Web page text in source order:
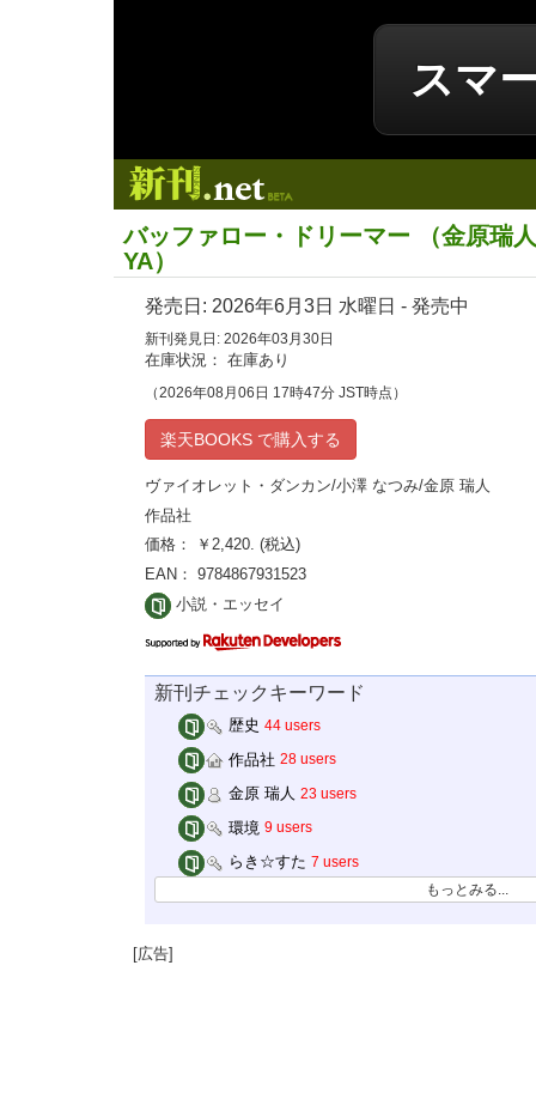
スマ
バッファロー・ドリーマー （金原瑞
YA）
発売日: 2026年6月3日 水曜日 - 発売中
新刊発見日: 2026年03月30日
在庫状況： 在庫あり
（2026年08月06日 17時47分 JST時点）
楽天BOOKS で購入する
ヴァイオレット・ダンカン/小澤 なつみ/金原 瑞人
作品社
価格： ￥2,420. (税込)
EAN： 9784867931523
小説・エッセイ
新刊チェックキーワード
歴史 44 users
作品社 28 users
金原 瑞人 23 users
環境 9 users
らき☆すた 7 users
もっとみる...
[広告]